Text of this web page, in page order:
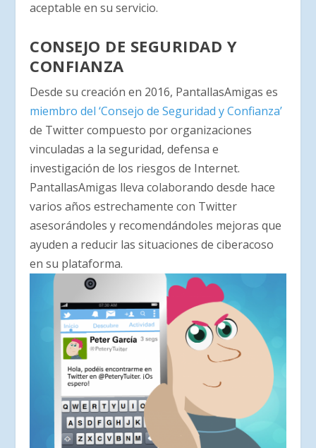
aceptable en su servicio.
CONSEJO DE SEGURIDAD Y
CONFIANZA
Desde su creación en 2016, PantallasAmigas es
miembro del ‘Consejo de Seguridad y Confianza’
de Twitter compuesto por organizaciones
vinculadas a la seguridad, defensa e
investigación de los riesgos de Internet.
PantallasAmigas lleva colaborando desde hace
varios años estrechamente con Twitter
asesorándoles y recomendándoles mejoras que
ayuden a reducir las situaciones de ciberacoso
en su plataforma.